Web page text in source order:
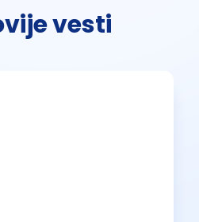
vesti